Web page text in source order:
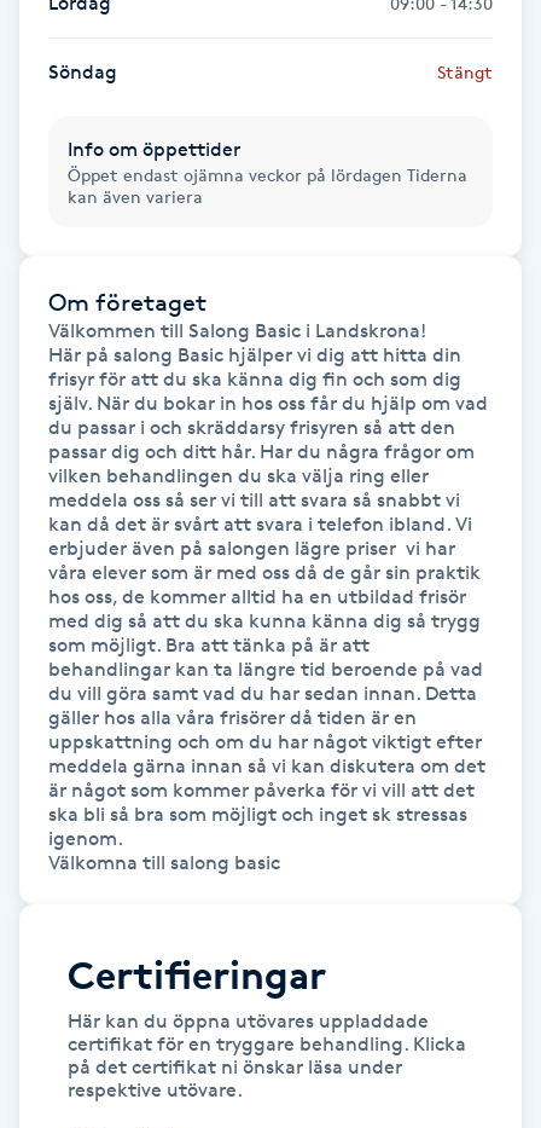
Kärlbehandling
Lashlift Keratin
Liktornar
LPG
LPG-behandling
LPG-massage
Luggklippning
Lymfmassage
Läpptatuering
Makeup
Medial vägledning
Medicinsk massage
Söndag Stängt
Info om öppettider
Öppet endast ojämna veckor på lördagen Tiderna
kan även variera
Om företaget
Välkommen till Salong Basic i Landskrona!
Här på salong Basic hjälper vi dig att hitta din
frisyr för att du ska känna dig fin och som dig
själv. När du bokar in hos oss får du hjälp om vad
du passar i och skräddarsy frisyren så att den
passar dig och ditt hår. Har du några frågor om
vilken behandlingen du ska välja ring eller
meddela oss så ser vi till att svara så snabbt vi
kan då det är svårt att svara i telefon ibland. Vi
erbjuder även på salongen lägre priser  vi har
våra elever som är med oss då de går sin praktik
hos oss, de kommer alltid ha en utbildad frisör
med dig så att du ska kunna känna dig så trygg
som möjligt. Bra att tänka på är att
behandlingar kan ta längre tid beroende på vad
du vill göra samt vad du har sedan innan. Detta
gäller hos alla våra frisörer då tiden är en
uppskattning och om du har något viktigt efter
meddela gärna innan så vi kan diskutera om det
är något som kommer påverka för vi vill att det
ska bli så bra som möjligt och inget sk stressas
igenom.
Välkomna till salong basic
Certifieringar
Här kan du öppna utövares uppladdade
certifikat för en tryggare behandling. Klicka
på det certifikat ni önskar läsa under
respektive utövare.